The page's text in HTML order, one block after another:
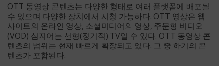
OTT 동영상 콘텐츠는 다양한 형태로 여러 플랫폼에 배포될
수 있으며 다양한 장치에서 시청 가능하다. OTT 영상은 웹
사이트의 온라인 영상, 소셜미디어의 영상, 주문형 비디오
(VOD) 심지어는 선형(정기적) TV일 수 있다. OTT 동영상 콘
텐츠의 범위는 현재 빠르게 확장되고 있다. 그 중 하기의 콘
텐츠가 포함된다.